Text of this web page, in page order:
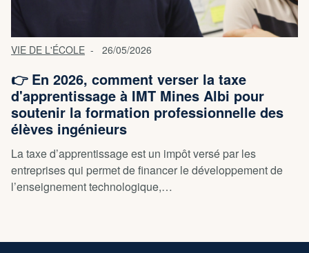
VIE DE L'ÉCOLE 26/05/2026
👉 En 2026, comment verser la taxe
d'apprentissage à IMT Mines Albi pour
soutenir la formation professionnelle des
élèves ingénieurs
La taxe d’apprentissage est un impôt versé par les
entreprises qui permet de financer le développement de
l’enseignement technologique,…